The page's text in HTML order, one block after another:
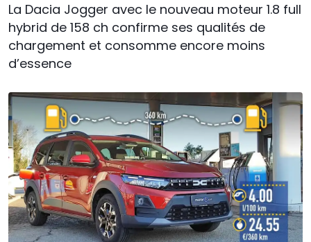
La Dacia Jogger avec le nouveau moteur 1.8 full
hybrid de 158 ch confirme ses qualités de
chargement et consomme encore moins
d’essence